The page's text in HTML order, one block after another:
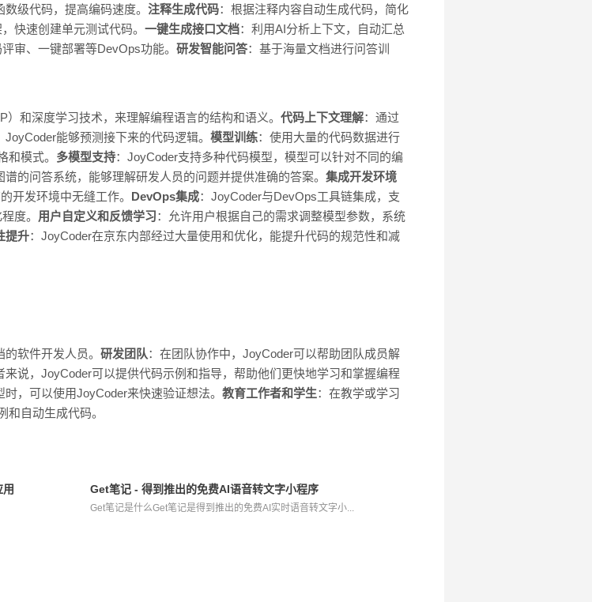
级代码，提高编码速度。 注释生成代码：根据注释内容自动生成代码，简化
快速创建单元测试代码。 一键生成接口文档：利用AI分析上下文，自动汇总
审、一键部署等DevOps功能。 研发智能问答：基于海量文档进行问答训
和深度学习技术，来理解编程语言的结构和语义。 代码上下文理解：通过
能够预测接下来的代码逻辑。 模型训练：使用大量的代码数据进行
模式。 多模型支持：JoyCoder支持多种代码模型，模型可以针对不同的编
谱的问答系统，能够理解研发人员的问题并提供准确的答案。 集成开发环境
开发环境中无缝工作。 DevOps集成：JoyCoder与DevOps工具链集成，支
度。 用户自定义和反馈学习：允许用户根据自己的需求调整模型参数，系统
提升：JoyCoder在京东内部经过大量使用和优化，能提升代码的规范性和减
软件开发人员。 研发团队：在团队协作中，JoyCoder可以帮助团队成员解
来说，JoyCoder可以提供代码示例和指导，帮助他们更快地学习和掌握编程
，可以使用JoyCoder来快速验证想法。 教育工作者和学生：在教学或学习
自动生成代码。
Get笔记 - 得到推出的免费AI语音转文字小程序
Get笔记是什么Get笔记是得到推出的免费AI实时语音转文字小...